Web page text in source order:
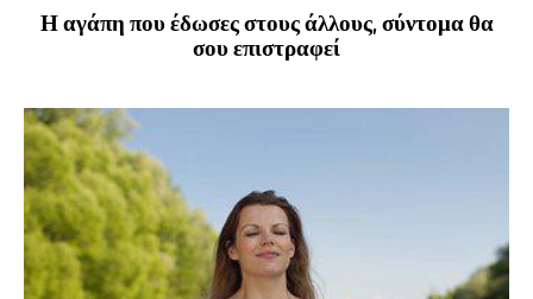
Η αγάπη που έδωσες στους άλλους, σύντομα θα
σου επιστραφεί